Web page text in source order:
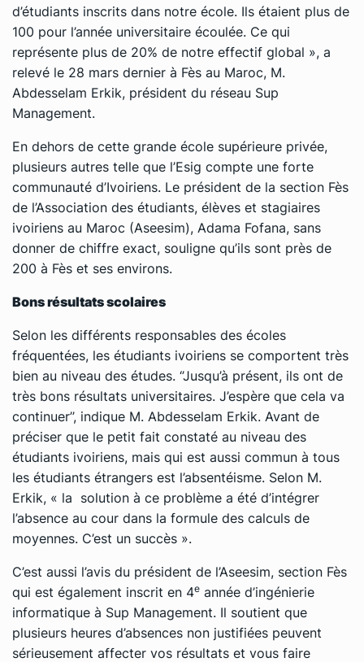
d’étudiants inscrits dans notre école. Ils étaient plus de
100 pour l’année universitaire écoulée. Ce qui
représente plus de 20% de notre effectif global », a
relevé le 28 mars dernier à Fès au Maroc, M.
Abdesselam Erkik, président du réseau Sup
Management.
En dehors de cette grande école supérieure privée,
plusieurs autres telle que l’Esig compte une forte
communauté d’Ivoiriens. Le président de la section Fès
de l’Association des étudiants, élèves et stagiaires
ivoiriens au Maroc (Aseesim), Adama Fofana, sans
donner de chiffre exact, souligne qu’ils sont près de
200 à Fès et ses environs.
Bons résultats scolaires
Selon les différents responsables des écoles
fréquentées, les étudiants ivoiriens se comportent très
bien au niveau des études. ‘’Jusqu’à présent, ils ont de
très bons résultats universitaires. J’espère que cela va
continuer’’, indique M. Abdesselam Erkik. Avant de
préciser que le petit fait constaté au niveau des
étudiants ivoiriens, mais qui est aussi commun à tous
les étudiants étrangers est l’absentéisme. Selon M.
Erkik, « la solution à ce problème a été d’intégrer
l’absence au cour dans la formule des calculs de
moyennes. C’est un succès ».
C’est aussi l’avis du président de l’Aseesim, section Fès
qui est également inscrit en 4e année d’ingénierie
informatique à Sup Management. Il soutient que
plusieurs heures d’absences non justifiées peuvent
sérieusement affecter vos résultats et vous faire